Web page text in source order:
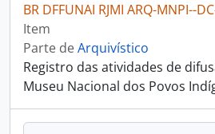
BR DFFUNAI RJMI ARQ-MNPI--
Item
Parte deArquivístico
Registro das atividades de
Museu Nacional dos Povos